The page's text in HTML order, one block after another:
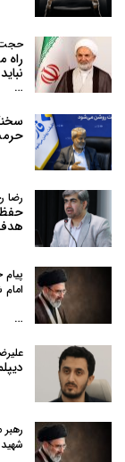
راه
…
رضا
…